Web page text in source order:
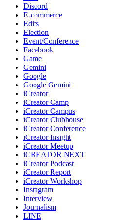
Discord
E-commerce
Edits
Election
Event/Conference
Facebook
Game
Gemini
Google
Google Gemini
iCreator
iCreator Camp
iCreator Campus
iCreator Clubhouse
iCreator Conference
iCreator Insight
iCreator Meetup
iCREATOR NEXT
iCreator Podcast
iCreator Report
iCreator Workshop
Instagram
Interview
Journalism
LINE